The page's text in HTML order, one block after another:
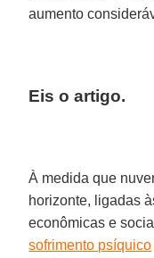
aumento
Eis o artigo.
À medida que
horizonte, ligadas
econômicas e
sofrimento psíquico